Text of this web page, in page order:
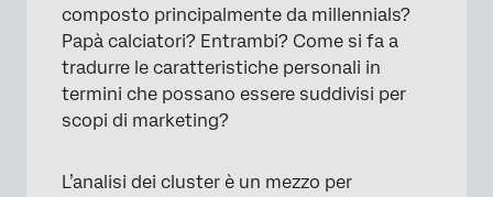
composto principalmente da millennials?
Papà calciatori? Entrambi? Come si fa a
tradurre le caratteristiche personali in
termini che possano essere suddivisi per
scopi di marketing?
L’analisi dei cluster è un mezzo per